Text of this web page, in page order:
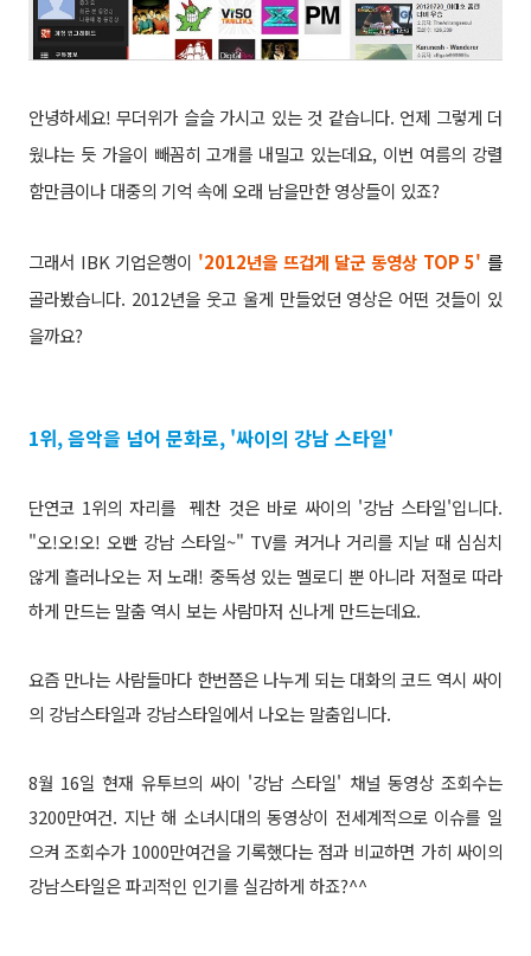
안녕하세요! 무더위가 슬슬 가시고 있는 것 같습니다. 언제 그렇게 더
웠냐는 듯 가을이 빼꼼히 고개를 내밀고 있는데요, 이번 여름의 강렬
함만큼이나 대중의 기억 속에 오래 남을만한 영상들이 있죠?
그래서 IBK 기업은행이 '2012년을 뜨겁게 달군 동영상 TOP 5' 를
골라봤습니다. 2012년을 웃고 울게 만들었던 영상은 어떤 것들이 있
을까요?
1위, 음악을 넘어 문화로, '싸이의 강남 스타일'
단연코 1위의 자리를 꿰찬 것은 바로 싸이의 '강남 스타일'입니다.
"오!오!오! 오빤 강남 스타일~" TV를 켜거나 거리를 지날 때 심심치
않게 흘러나오는 저 노래! 중독성 있는 멜로디 뿐 아니라 저절로 따라
하게 만드는 말춤 역시 보는 사람마저 신나게 만드는데요.
요즘 만나는 사람들마다 한번쯤은 나누게 되는 대화의 코드 역시 싸이
의 강남스타일과 강남스타일에서 나오는 말춤입니다.
8월 16일 현재 유투브의 싸이 '강남 스타일' 채널 동영상 조회수는
3200만여건. 지난 해 소녀시대의 동영상이 전세계적으로 이슈를 일
으켜 조회수가 1000만여건을 기록했다는 점과 비교하면 가히 싸이의
강남스타일은 파괴적인 인기를 실감하게 하죠?^^